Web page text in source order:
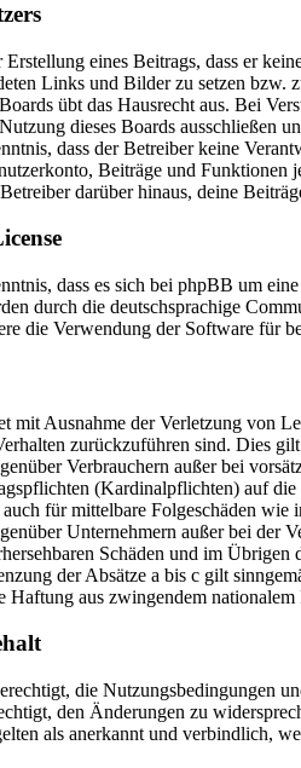
eines Beitrags, dass er
Links und Bilder zu setzen bzw.
übt das Hausrecht aus. Bei
dieses Boards ausschließen
dass der Betreiber keine
Beiträge und Funktionen
darüber hinaus, deine
dass es sich bei phpBB um
durch die deutschsprachige
die Verwendung der Software für
mit Ausnahme der Verletzung von
zurückzuführen sind. Dies
Verbrauchern außer bei
(Kardinalpflichten) auf die
für mittelbare Folgeschäden wie
Unternehmern außer bei der
Schäden und im
der Absätze a bis c gilt
Haftung aus zwingendem
die Nutzungsbedingungen
den Änderungen zu
als anerkannt und verbindlich,